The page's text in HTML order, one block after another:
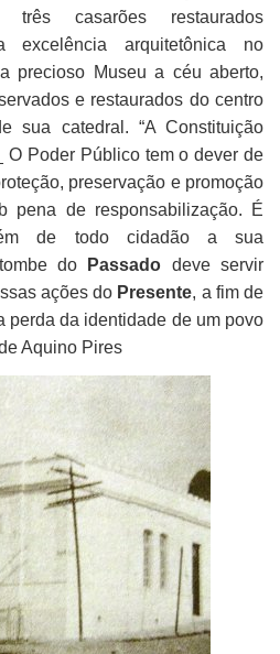
casarões restaurados
excelência arquitetônica no
precioso Museu a céu aberto,
e restaurados do centro
sua catedral. “A Constituição
O Poder Público tem o dever de
preservação e promoção
pena de responsabilização. É
de todo cidadão a sua
do
Passado deve servir
ações do Presente, a fim de
perda da identidade de um povo
Aquino Pires